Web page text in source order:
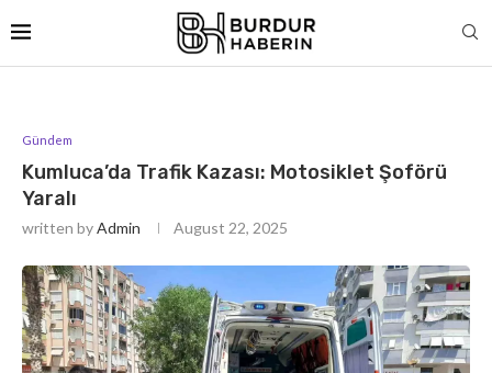
Gündem
Kumluca’da Trafik Kazası: Motosiklet Şoförü
Yaralı
written byAdmin August 22, 2025